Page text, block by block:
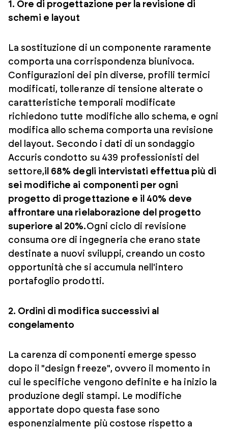
1. Ore di progettazione per la revisione di
schemi e layout
La sostituzione di un componente raramente
comporta una corrispondenza biunivoca.
Configurazioni dei pin diverse, profili termici
modificati, tolleranze di tensione alterate o
caratteristiche temporali modificate
richiedono tutte modifiche allo schema, e ogni
modifica allo schema comporta una revisione
del layout. Secondo i dati di un sondaggio
Accuris condotto su 439 professionisti del
settore,il 68% degli intervistati effettua più di
sei modifiche ai componenti per ogni
progetto di progettazione e il 40% deve
affrontare una rielaborazione del progetto
superiore al 20%.Ogni ciclo di revisione
consuma ore di ingegneria che erano state
destinate a nuovi sviluppi, creando un costo
opportunità che si accumula nell'intero
portafoglio prodotti.
2. Ordini di modifica successivi al
congelamento
La carenza di componenti emerge spesso
dopo il "design freeze", ovvero il momento in
cui le specifiche vengono definite e ha inizio la
produzione degli stampi. Le modifiche
apportate dopo questa fase sono
esponenzialmente più costose rispetto a